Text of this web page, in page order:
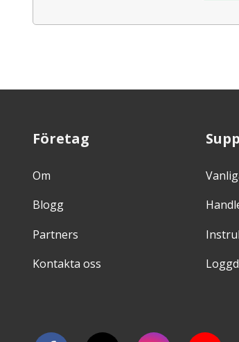
Företag
Om
Blogg
Partners
Kontakta oss